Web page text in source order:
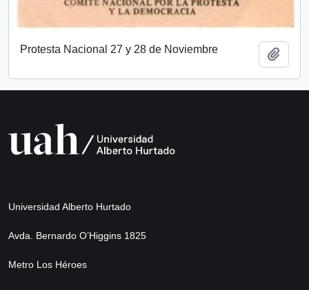
Protesta Nacional 27 y 28 de Noviembre
Universidad Alberto Hurtado
Avda. Bernardo O’Higgins 1825
Metro Los Héroes